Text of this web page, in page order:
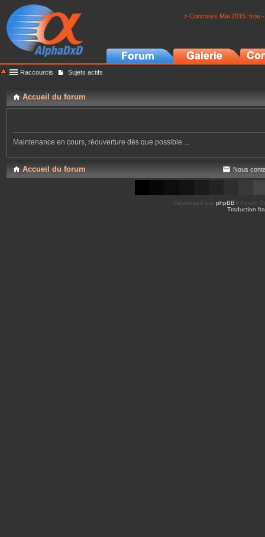
> Concours Mai 2015: trou
Raccourcis Sujets actifs
Accueil du forum
Maintenance en cours, réouverture dès que possible ...
Accueil du forum Nous
Développé par phpBB ® Forum
Traduction